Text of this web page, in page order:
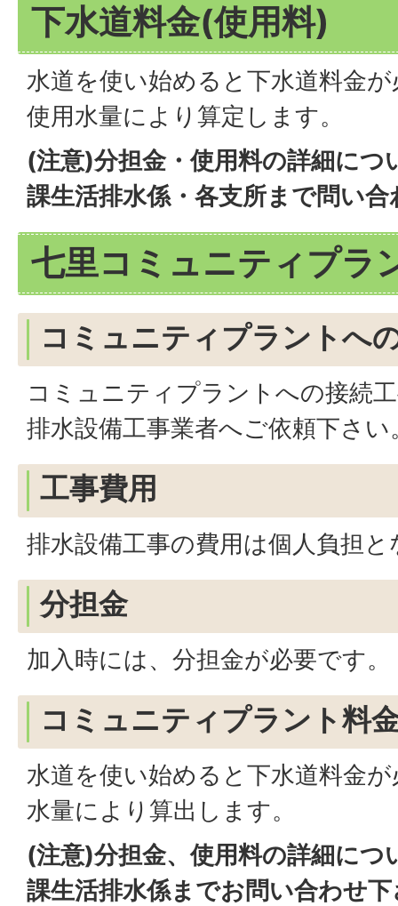
下水道料金(使用料)
水道を使い始めると下水道料金
使用水量により算定します。
(注意)分担金・使用料の詳細につ
課生活排水係・各支所まで問い
七里コミュニティプラ
コミュニティプラントへ
コミュニティプラントへの接続
排水設備工事業者へご依頼下さい
工事費用
排水設備工事の費用は個人負担
分担金
加入時には、分担金が必要です。
コミュニティプラント料
水道を使い始めると下水道料金
水量により算出します。
(注意)分担金、使用料の詳細につ
課生活排水係までお問い合わせ